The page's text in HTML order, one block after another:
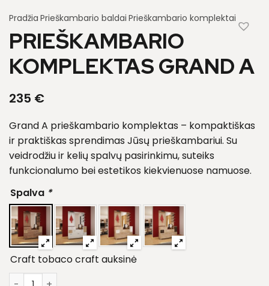
Pradžia Prieškambario baldai Prieškambario komplektai
PRIEŠKAMBARIO
KOMPLEKTAS GRAND A
235 €
Grand A prieškambario komplektas – kompaktiškas
ir praktiškas sprendimas Jūsų prieškambariui. Su
veidrodžiu ir kelių spalvų pasirinkimu, suteiks
funkcionalumo bei estetikos kiekvienuose namuose.
Spalva *
Craft tobaco craft auksinė
produkto kiekis: Prieškambario komplektas Grand A